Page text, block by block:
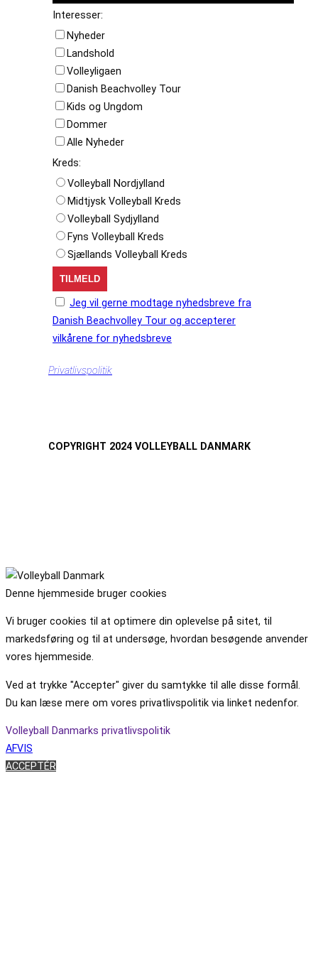
Interesser:
Nyheder
Landshold
Volleyligaen
Danish Beachvolley Tour
Kids og Ungdom
Dommer
Alle Nyheder
Kreds:
Volleyball Nordjylland
Midtjysk Volleyball Kreds
Volleyball Sydjylland
Fyns Volleyball Kreds
Sjællands Volleyball Kreds
Jeg vil gerne modtage nyhedsbreve fra
Danish Beachvolley Tour og accepterer
vilkårene for nyhedsbreve
Privatlivspolitik
COPYRIGHT 2024 VOLLEYBALL DANMARK
Denne hjemmeside bruger cookies
Vi bruger cookies til at optimere din oplevelse på sitet, til
markedsføring og til at undersøge, hvordan besøgende anvender
vores hjemmeside.
Ved at trykke "Accepter" giver du samtykke til alle disse formål.
Du kan læse mere om vores privatlivspolitik via linket nedenfor.
Volleyball Danmarks privatlivspolitik
AFVIS
ACCEPTÉR